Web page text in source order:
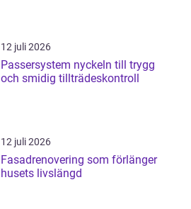
12 juli 2026
Passersystem nyckeln till trygg
och smidig tillträdeskontroll
12 juli 2026
Fasadrenovering som förlänger
husets livslängd